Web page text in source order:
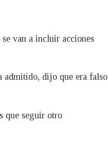
van a incluir acciones
admitido, dijo que era falso
que seguir otro